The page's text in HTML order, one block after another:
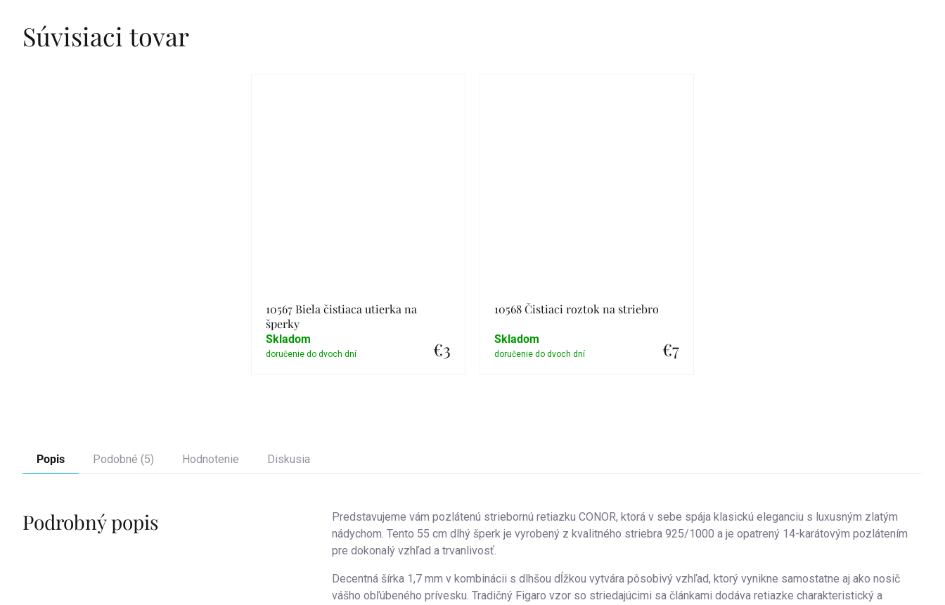
Súvisiaci tovar
10567 Biela čistiaca utierka na
šperky
€3
Skladom
10568 Čistiaci roztok na striebro
€7
Skladom
Popis Podobné (5) Hodnotenie Diskusia
Podrobný popis
Predstavujeme vám pozlátenú striebornú retiazku CONOR, ktorá v sebe spája klasickú eleganciu s luxusným zlatým
nádychom. Tento 55 cm dlhý šperk je vyrobený z kvalitného striebra 925/1000 a je opatrený 14-karátovým pozlátením
pre dokonalý vzhľad a trvanlivosť.
Decentná šírka 1,7 mm v kombinácii s dlhšou dĺžkou vytvára pôsobivý vzhľad, ktorý vynikne samostatne aj ako nosič
vášho obľúbeného prívesku. Tradičný Figaro vzor so striedajúcimi sa článkami dodáva retiazke charakteristický a